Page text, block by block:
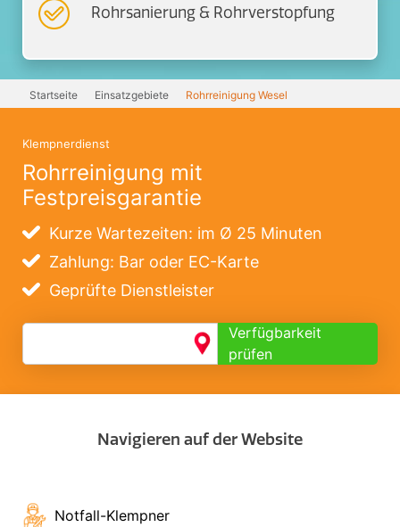
Rohrsanierung & Rohrverstopfung
Startseite Einsatzgebiete Rohrreinigung Wesel
Klempnerdienst
Rohrreinigung mit
Festpreisgarantie
Kurze Wartezeiten: im Ø 25 Minuten
Zahlung: Bar oder EC-Karte
Geprüfte Dienstleister
Verfügbarkeit
prüfen
Navigieren auf der Website
Notfall-Klempner